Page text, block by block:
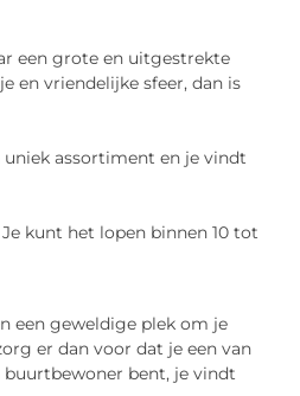
een grote en uitgestrekte
en vriendelijke sfeer, dan is
uniek assortiment en je vindt
kunt het lopen binnen 10 tot
een geweldige plek om je
er dan voor dat je een van
buurtbewoner bent, je vindt